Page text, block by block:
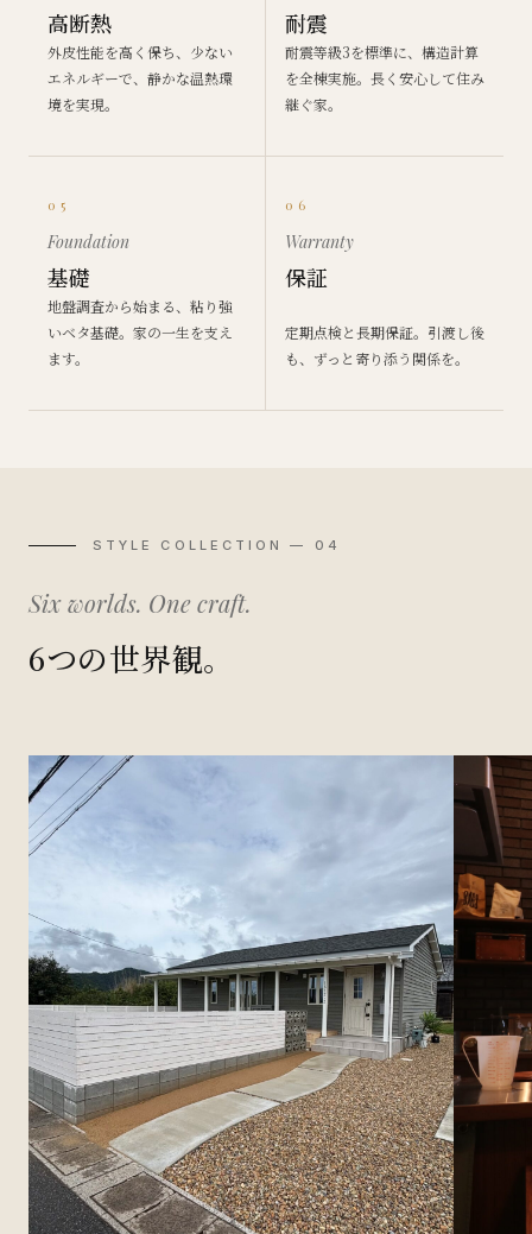
高断熱
外皮性能を高く保ち、少ない
エネルギーで、静かな温熱環
境を実現。
耐震
耐震等級3を標準に、構造計算
を全棟実施。長く安心して住み
継ぐ家。
05
Foundation
基礎
地盤調査から始まる、粘り強
いベタ基礎。家の一生を支え
ます。
06
Warranty
保証
定期点検と長期保証。引渡し後
も、ずっと寄り添う関係を。
STYLE COLLECTION — 04
Six worlds. One craft.
6つの世界観。